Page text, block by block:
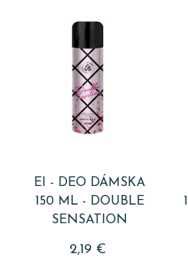
EI - DEO DÁMSKA
150 ML - DOUBLE
SENSATION
2,19 €